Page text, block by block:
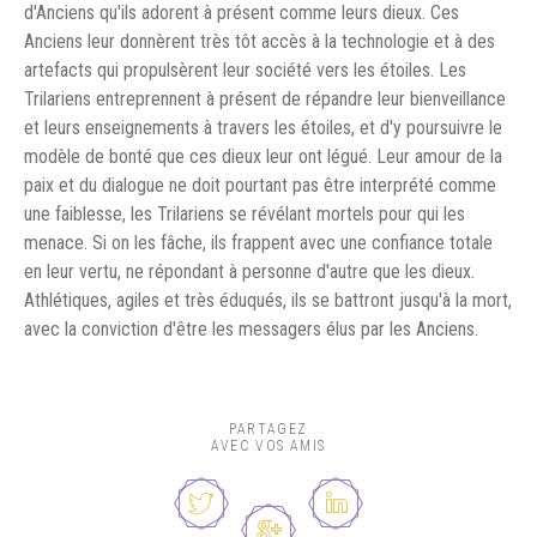
d'Anciens qu'ils adorent à présent comme leurs dieux. Ces
Anciens leur donnèrent très tôt accès à la technologie et à des
artefacts qui propulsèrent leur société vers les étoiles. Les
Trilariens entreprennent à présent de répandre leur bienveillance
et leurs enseignements à travers les étoiles, et d'y poursuivre le
modèle de bonté que ces dieux leur ont légué. Leur amour de la
paix et du dialogue ne doit pourtant pas être interprété comme
une faiblesse, les Trilariens se révélant mortels pour qui les
menace. Si on les fâche, ils frappent avec une confiance totale
en leur vertu, ne répondant à personne d'autre que les dieux.
Athlétiques, agiles et très éduqués, ils se battront jusqu'à la mort,
avec la conviction d'être les messagers élus par les Anciens.
PARTAGEZ
AVEC VOS AMIS